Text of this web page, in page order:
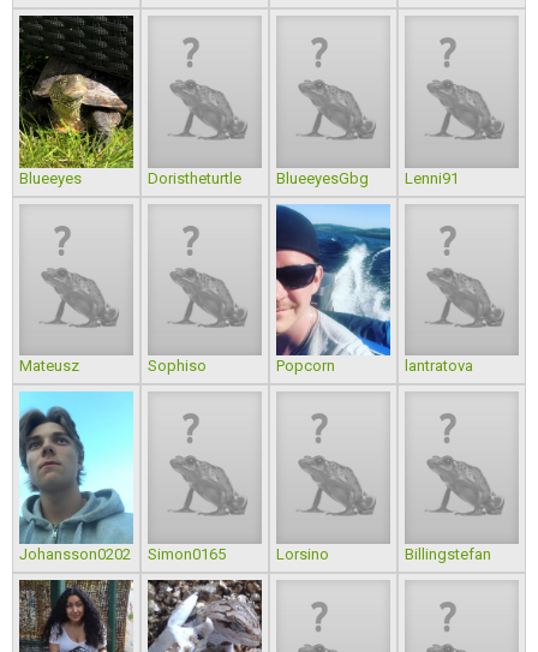
Blueeyes Doristheturtle BlueeyesGbg Lenni91
Mateusz Sophiso Popcorn lantratova
Johansson0202 Simon0165 Lorsino Billingstefan